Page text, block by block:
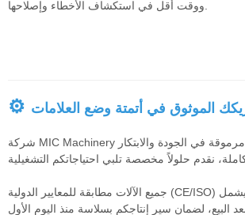
⚙ الموثوق في أتمتة وضع العلامات
شركة MIC Machinery هي شركة رائدة في تصنيع آلات وضع العلامات ذاتية اللصق، وتتمتع بسمعة عالمية مرموقة في الجودة والابتكار
جميع الآلات مطابقة للمعايير الدولية (CE/ISO) وتخضع لفحوصات جودة صارمة قبل التسليم. يقدم فريقنا الفني دعمًا فنيًا شاملًا، يشمل